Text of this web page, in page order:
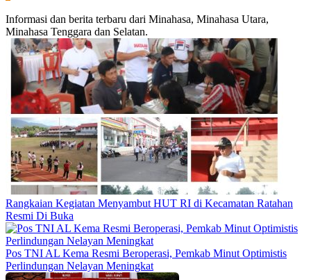
Informasi dan berita terbaru dari Minahasa, Minahasa Utara,
Minahasa Tenggara dan Selatan.
Rangkaian Kegiatan Menyambut HUT RI di Kecamatan Ratahan
Resmi Di Buka
Pos TNI AL Kema Resmi Beroperasi, Pemkab Minut Optimistis
Perlindungan Nelayan Meningkat